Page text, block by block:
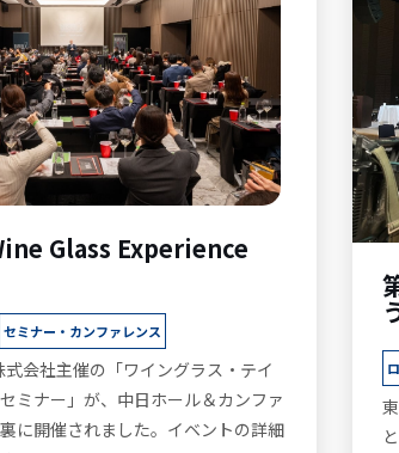
Glass Experience
セミナー・カンファレンス
式会社主催の「ワイングラス・テイ
ミナー」が、中日ホール＆カンファ
に開催されました。イベントの詳細